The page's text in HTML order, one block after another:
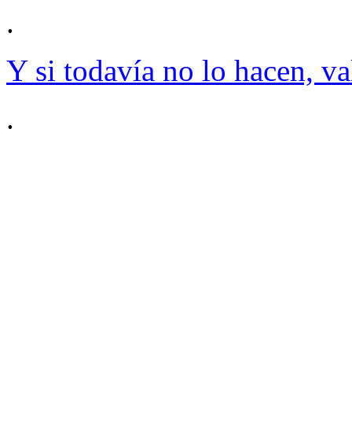
.
Y si todavía no lo hacen,
.